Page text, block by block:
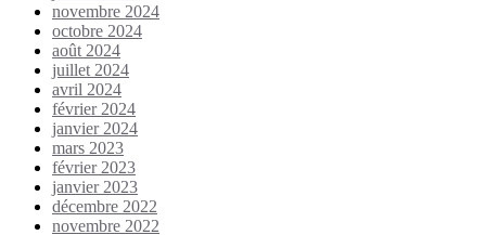
novembre 2024
octobre 2024
août 2024
juillet 2024
avril 2024
février 2024
janvier 2024
mars 2023
février 2023
janvier 2023
décembre 2022
novembre 2022